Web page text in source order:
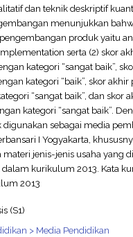
dan teknik deskriptif
menunjukkan
produk yaitu
serta (2) skor
kategori “sangat baik”,
kategori “baik”, skor
“sangat baik”, dan skor
kategori “sangat baik”.
digunakan sebagai media
I Yogyakarta,
jenis-jenis usaha yang
kurikulum 2013. Kata
2013
(S1)
> Media Pendidikan